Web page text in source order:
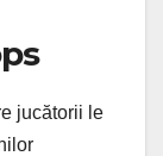
jucătorii le